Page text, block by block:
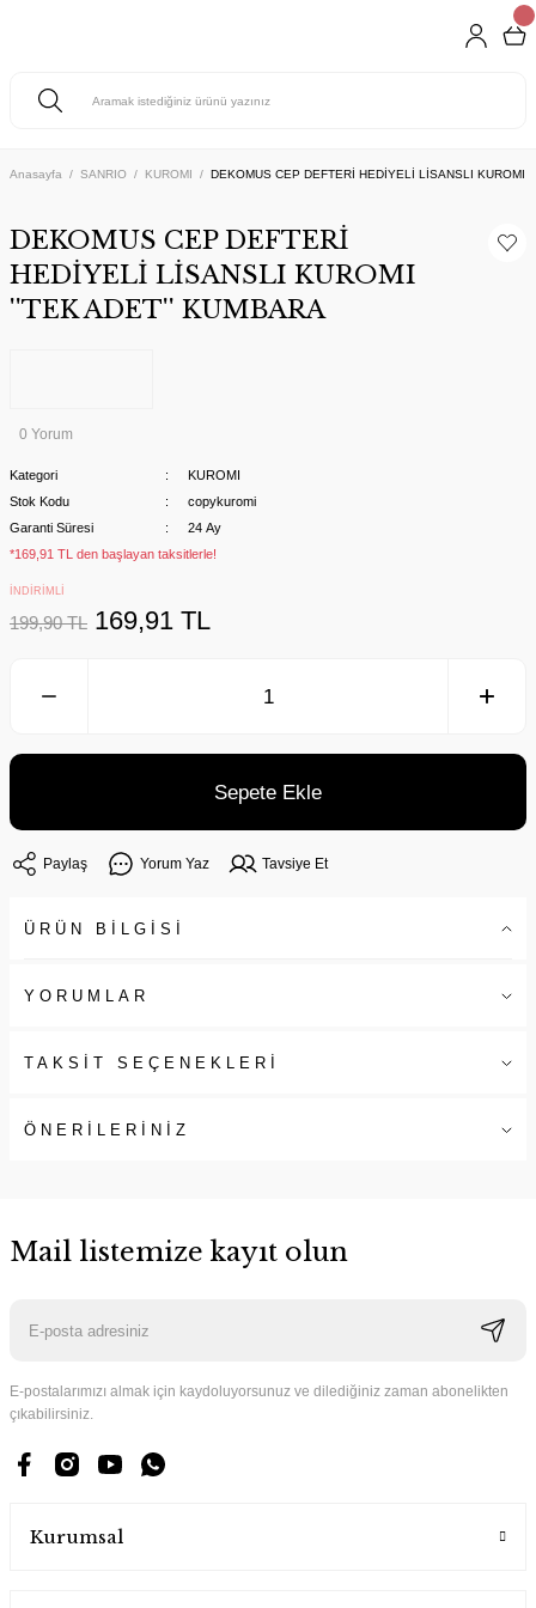
Anasayfa SANRIO KUROMI DEKOMUS CEP DEFTERİ HEDİYELİ LİSANSLI KUROMI
DEKOMUS CEP DEFTERİ
HEDİYELİ LİSANSLI KUROMI
''TEK ADET'' KUMBARA
0 Yorum
Kategori
KUROMI
Stok Kodu
copykuromi
Garanti Süresi
24 Ay
*169,91 TL den başlayan taksitlerle!
İNDİRİMLİ
199,90 TL 169,91 TL
Sepete Ekle
Paylaş Yorum Yaz Tavsiye Et
ÜRÜN BİLGİSİ
YORUMLAR
TAKSİT SEÇENEKLERİ
ÖNERİLERİNİZ
Mail listemize kayıt olun
E-postalarımızı almak için kaydoluyorsunuz ve dilediğiniz zaman abonelikten
çıkabilirsiniz.
Kurumsal